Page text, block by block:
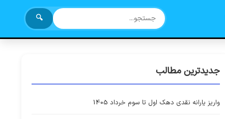
🔍
جدیدترین مطالب
واریز یارانه نقدی دهک اول تا سوم خرداد 1405